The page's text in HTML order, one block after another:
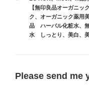
ゴ
リ
ー
グ【無印良品オーガニッ
ク、 オーガニック薬用
品 ハーバル化粧水、
水 しっとり 、 美白、
Please send me